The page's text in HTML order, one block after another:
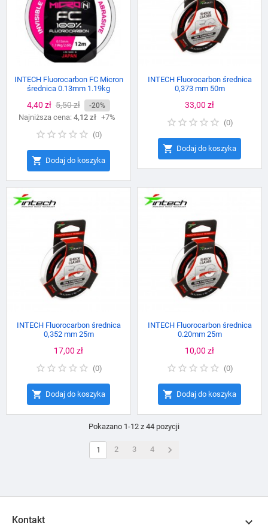
INTECH Fluorocarbon FC Micron
średnica 0.13mm 1.19kg
Cena
4,40 zł Cena
podstawowa
5,50 zł -20%
Najniższa cena: 4,12 zł +7%
(0)
 Dodaj do koszyka
INTECH Fluorocarbon średnica
0,373 mm 50m
Cena
33,00 zł
(0)
 Dodaj do koszyka
INTECH Fluorocarbon średnica
0,352 mm 25m
Cena
17,00 zł
(0)
 Dodaj do koszyka
INTECH Fluorocarbon średnica
0.20mm 25m
Cena
10,00 zł
(0)
 Dodaj do koszyka
Pokazano 1-12 z 44 pozycji
1 2 3 4 
Kontakt